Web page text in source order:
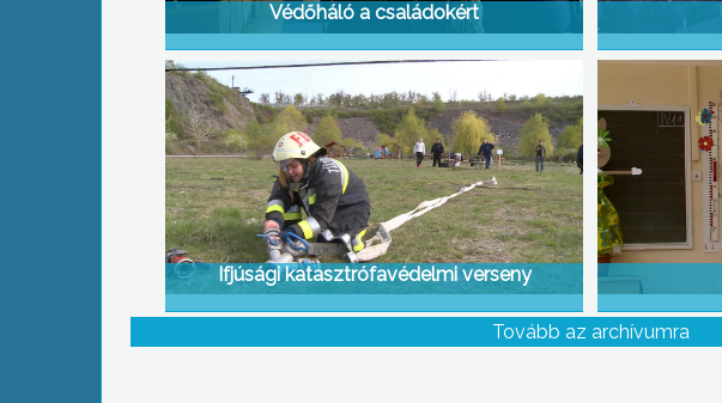
Védőháló a családokért
Ifjúsági katasztrófavédelmi verseny
Tovább az archívumra